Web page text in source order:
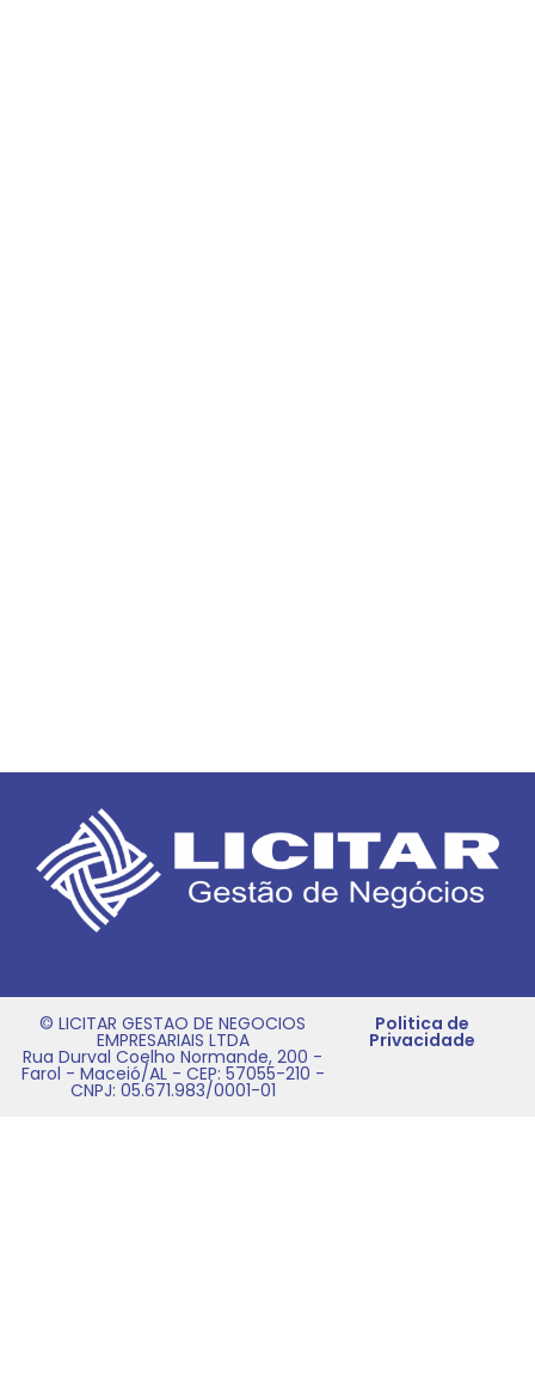
© LICITAR GESTAO DE NEGOCIOS
EMPRESARIAIS LTDA
Rua Durval Coelho Normande, 200 -
Farol - Maceió/AL - CEP: 57055-210 -
CNPJ: 05.671.983/0001-01
Politica de
Privacidade